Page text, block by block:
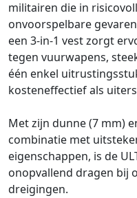
militairen die in
onvoorspelbare
een 3-in-1 vest zorgt
tegen vuurwapens,
één enkel
kosteneffectief als
Met zijn dunne (7 mm)
combinatie met
eigenschappen, is de
onopvallend dragen bij
dreigingen.